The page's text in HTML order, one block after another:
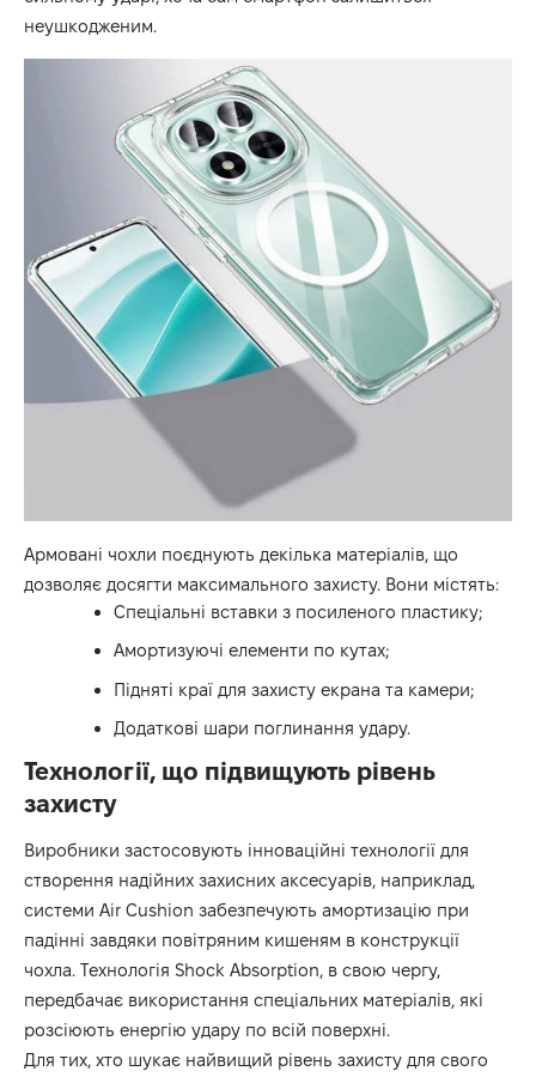
неушкодженим.
Армовані чохли поєднують декілька матеріалів, що
дозволяє досягти максимального захисту. Вони містять:
Спеціальні вставки з посиленого пластику;
Амортизуючі елементи по кутах;
Підняті краї для захисту екрана та камери;
Додаткові шари поглинання удару.
Технології, що підвищують рівень
захисту
Виробники застосовують інноваційні технології для
створення надійних захисних аксесуарів, наприклад,
системи Air Cushion забезпечують амортизацію при
падінні завдяки повітряним кишеням в конструкції
чохла. Технологія Shock Absorption, в свою чергу,
передбачає використання спеціальних матеріалів, які
розсіюють енергію удару по всій поверхні.
Для тих, хто шукає найвищий рівень захисту для свого